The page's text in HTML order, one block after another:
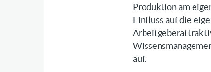
Produktion am
Einfluss auf die
auf.